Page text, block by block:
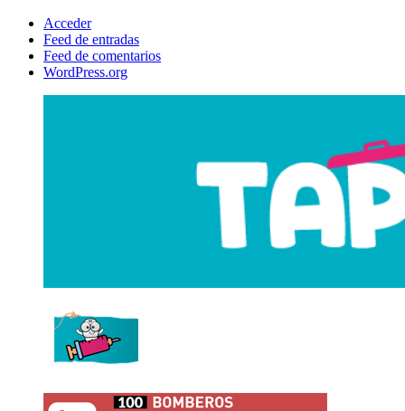
Acceder
Feed de entradas
Feed de comentarios
WordPress.org